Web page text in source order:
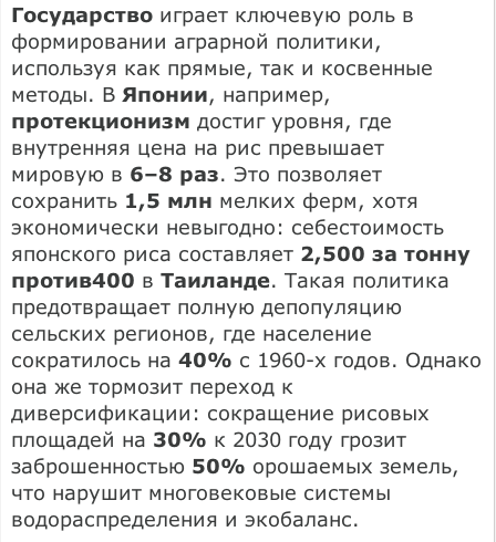
Государство играет ключевую роль в
формировании аграрной политики,
используя как прямые, так и косвенные
методы. В Японии, например,
протекционизм достиг уровня, где
внутренняя цена на рис превышает
мировую в 6–8 раз. Это позволяет
сохранить 1,5 млн мелких ферм, хотя
экономически невыгодно: себестоимость
японского риса составляет 2,500 за тонну
против400 в Таиланде. Такая политика
предотвращает полную депопуляцию
сельских регионов, где население
сократилось на 40% с 1960-х годов. Однако
она же тормозит переход к
диверсификации: сокращение рисовых
площадей на 30% к 2030 году грозит
заброшенностью 50% орошаемых земель,
что нарушит многовековые системы
водораспределения и экобаланс.